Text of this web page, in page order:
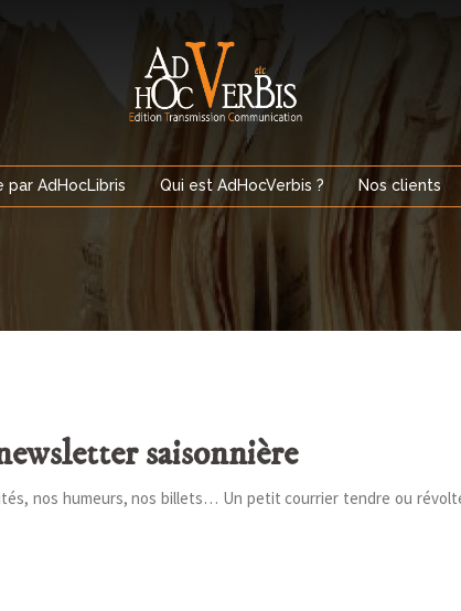
par AdHocLibris Qui est AdHocVerbis ? Nos clients
saisonnière
nos humeurs, nos billets… Un petit courrier tendre ou